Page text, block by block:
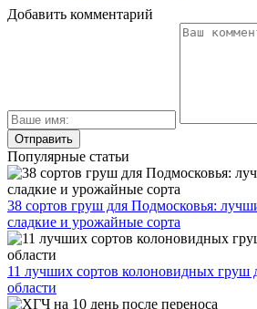
Добавить комментарий
Популярные статьи
38 сортов груш для Подмосковья:
сладкие и урожайные сорта
11 лучших сортов колоновидных груш
области